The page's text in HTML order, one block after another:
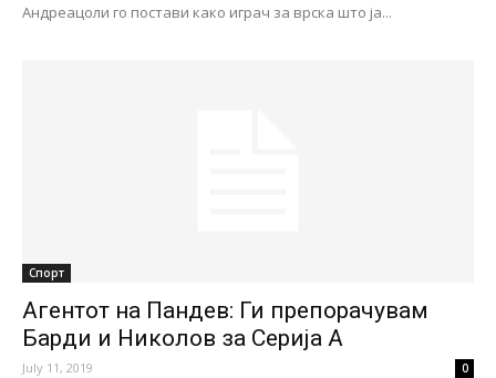
Андреацоли го постави како играч за врска што ја...
Спорт
Агентот на Пандев: Ги препорачувам
Барди и Николов за Серија А
July 11, 2019 0